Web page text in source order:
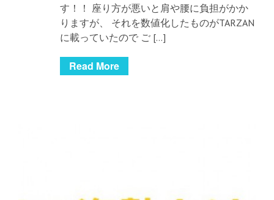
す！！ 座り方が悪いと肩や腰に負担がかか
りますが、 それを数値化したものがTARZAN
に載っていたので ご […]
Read More